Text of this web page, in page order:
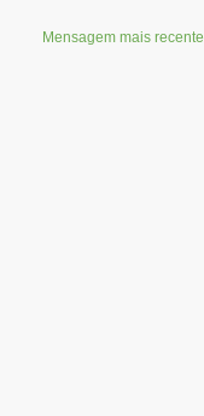
Mensagem mais recente